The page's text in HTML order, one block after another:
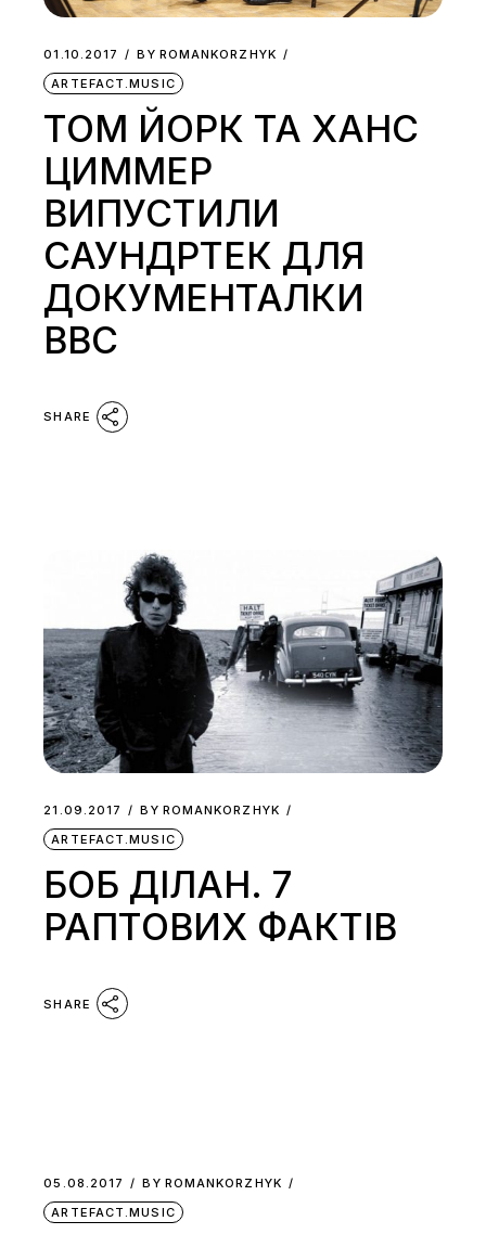
01.10.2017 BY ROMANKORZHYK
ARTEFACT.MUSIC
ТОМ ЙОРК ТА ХАНС
ЦИММЕР
ВИПУСТИЛИ
САУНДРТЕК ДЛЯ
ДОКУМЕНТАЛКИ
ВВС
SHARE
21.09.2017 BY ROMANKORZHYK
ARTEFACT.MUSIC
БОБ ДІЛАН. 7
РАПТОВИХ ФАКТІВ
SHARE
05.08.2017 BY ROMANKORZHYK
ARTEFACT.MUSIC